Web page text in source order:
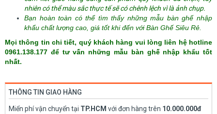
nhiên có thể màu sắc thực tế sẽ có chênh lệch vì là ảnh chụp.
Bạn hoàn toàn có thể tìm thấy những mẫu bàn ghế nhập
khẩu chất lượng cao, giá tốt khi đến vớiBàn Ghế Siêu Rẻ.
Mọi thông tin chi tiết, quý khách hàng vui lòng liên hệ hotline
0961.138.177 để tư vấn những mẫu bàn ghế nhập khẩu tốt
nhất.
THÔNG TIN GIAO HÀNG
Miển phí vận chuyển tại TP.HCM với đơn hàng trên 10.000.000đ